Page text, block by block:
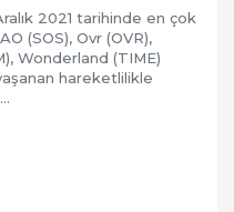
2021 tarihinde en çok
(SOS), Ovr (OVR),
Wonderland (TIME)
hareketlilikle